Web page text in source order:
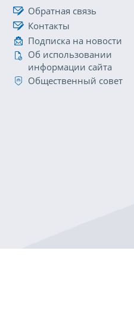
Обратная связь
Контакты
Подписка на новости
Об использовании
информации сайта
Общественный совет